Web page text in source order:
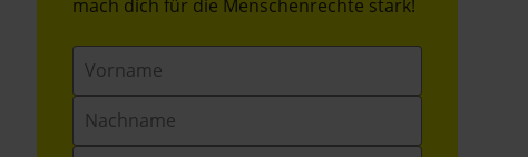
mach dich für die Menschenrechte stark!
Vorname
Nachname